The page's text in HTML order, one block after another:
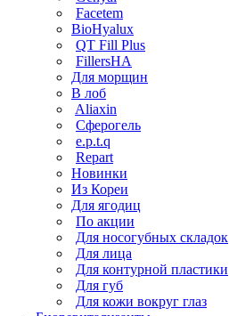
Facetem
BioHyalux
QT Fill Plus
FillersHA
Для морщин
В лоб
Aliaxin
Сферогель
e.p.t.q
Repart
Новинки
Из Кореи
Для ягодиц
По акции
Для носогубных складок
Для лица
Для контурной пластики
Для губ
Для кожи вокруг глаз